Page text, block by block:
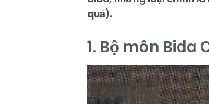
quả).
1. Bộ môn Bida